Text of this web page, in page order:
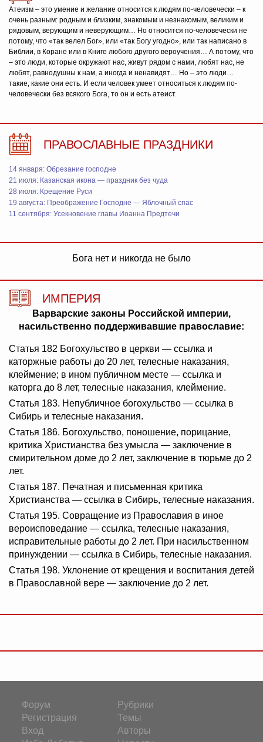
Атеизм – это умение и желание относится к людям по-человечески – к
очень разным: родным и близким, знакомым и незнакомым, великим и
рядовым, верующим и неверующим… Но относится по-человечески не
потому, что «так велел Бог», или «так Богу угодно», или так написано в
Библии, в Коране или в Книге любого другого вероучения… А потому, что
– это люди, которые окружают нас, живут рядом с нами, любят нас, не
любят, равнодушны к нам, а иногда и ненавидят… Но – это люди…
такие, какие они есть. И если человек умеет относиться к людям по-
человечески без всякого Бога, то он и есть атеист.
ПРАВОСЛАВНЫЕ ПРАЗДНИКИ
14 января: Обрезание господне
21 июля: Казанская икона — праздник без чуда
28 июля: Крещение Руси
19 августа: Преображение Господне — Яблочный спас
11 сентября: Усекновение главы Иоанна Предтечи
Бога нет и никогда не было
ИМПЕРИЯ
Варварские законы Российской империи,
насильственно поддерживавшие православие:
Статья 182 Богохульство в церкви — ссылка и
каторжные работы до 20 лет, телесные наказания,
клеймение; в ином публичном месте — ссылка и
каторга до 8 лет, телесные наказания, клеймение.
Статья 183. Непубличное богохульство — ссылка в
Сибирь и телесные наказания.
Статья 186. Богохульство, поношение, порицание,
критика Христианства без умысла — заключение в
смирительном доме до 2 лет, заключение в тюрьме до 2
лет.
Статья 187. Печатная и письменная критика
Христианства — ссылка в Сибирь, телесные наказания.
Статья 195. Совращение из Православия в иное
вероисповедание — ссылка, телесные наказания,
исправительные работы до 2 лет. При насильственном
принуждении — ссылка в Сибирь, телесные наказания.
Статья 198. Уклонение от крещения и воспитания детей
в Православной вере — заключение до 2 лет.
Форум
Регистрация
Вход
Рубрики
Темы
Авторы